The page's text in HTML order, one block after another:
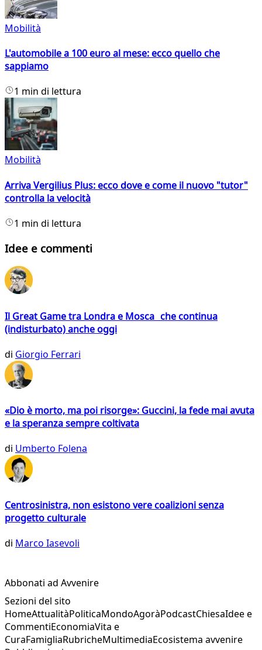
Mobilità
L'automobile a 100 euro al mese: ecco quello che
sappiamo
1 min di lettura
Mobilità
Arriva Vergilius Plus: ecco dove e come il nuovo "tutor"
controlla la velocità
1 min di lettura
Idee e commenti
Il Great Game tra Londra e Mosca che continua
(indisturbato) anche oggi
di Giorgio Ferrari
«Dio è morto, ma poi risorge»: Guccini, la fede mai avuta
e la speranza sempre coltivata
di Umberto Folena
Centrosinistra, non esistono vere coalizioni senza
progetto culturale
di Marco Iasevoli
Abbonati ad Avvenire
Sezioni del sito
HomeAttualitàPoliticaMondoAgoràPodcastChiesaIdee e
CommentiEconomiaVita e
CuraFamigliaRubricheMultimediaEcosistema avvenire